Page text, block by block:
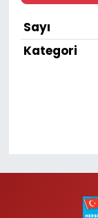
Sayı
Kategori